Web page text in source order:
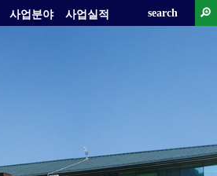
사업분야 사업실적 search